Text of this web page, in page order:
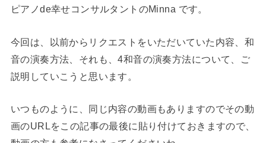
ピアノde幸せコンサルタントのMinna です。
今回は、以前からリクエストをいただいていた内容、和
音の演奏方法、それも、4和音の演奏方法について、ご
説明していこうと思います。
いつものように、同じ内容の動画もありますのでその動
画のURLをこの記事の最後に貼り付けておきますので、